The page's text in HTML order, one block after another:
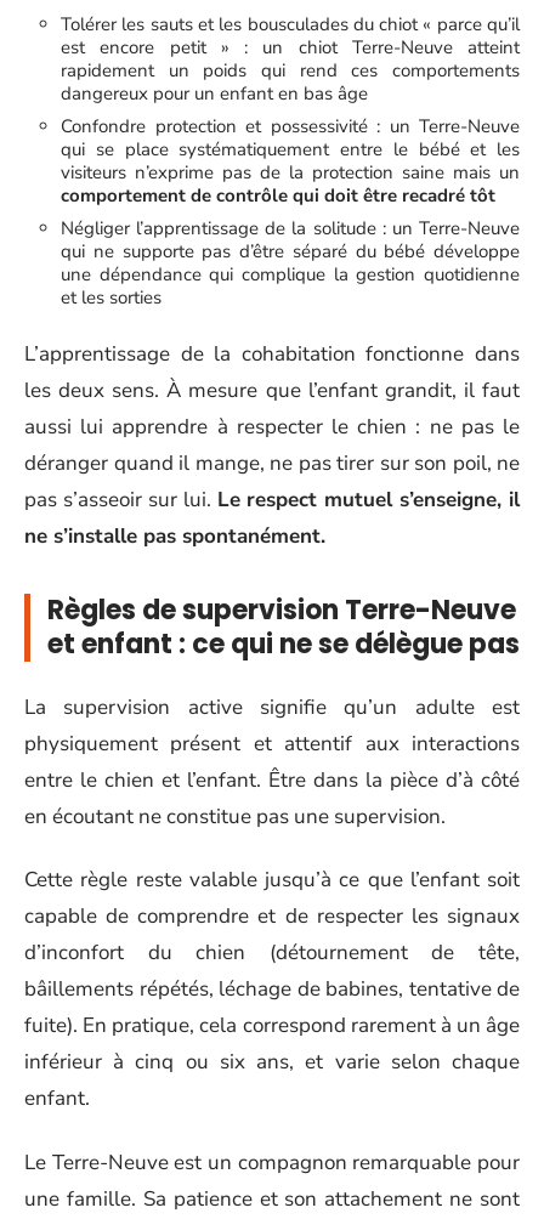
Tolérer les sauts et les bousculades du chiot « parce qu’il
est encore petit » : un chiot Terre-Neuve atteint
rapidement un poids qui rend ces comportements
dangereux pour un enfant en bas âge
Confondre protection et possessivité : un Terre-Neuve
qui se place systématiquement entre le bébé et les
visiteurs n’exprime pas de la protection saine mais un
comportement de contrôle qui doit être recadré tôt
Négliger l’apprentissage de la solitude : un Terre-Neuve
qui ne supporte pas d’être séparé du bébé développe
une dépendance qui complique la gestion quotidienne
et les sorties
L’apprentissage de la cohabitation fonctionne dans
les deux sens. À mesure que l’enfant grandit, il faut
aussi lui apprendre à respecter le chien : ne pas le
déranger quand il mange, ne pas tirer sur son poil, ne
pas s’asseoir sur lui. Le respect mutuel s’enseigne, il
ne s’installe pas spontanément.
Règles de supervision Terre-Neuve
et enfant : ce qui ne se délègue pas
La supervision active signifie qu’un adulte est
physiquement présent et attentif aux interactions
entre le chien et l’enfant. Être dans la pièce d’à côté
en écoutant ne constitue pas une supervision.
Cette règle reste valable jusqu’à ce que l’enfant soit
capable de comprendre et de respecter les signaux
d’inconfort du chien (détournement de tête,
bâillements répétés, léchage de babines, tentative de
fuite). En pratique, cela correspond rarement à un âge
inférieur à cinq ou six ans, et varie selon chaque
enfant.
Le Terre-Neuve est un compagnon remarquable pour
une famille. Sa patience et son attachement ne sont